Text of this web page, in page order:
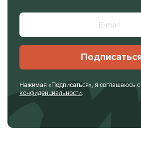
Нажимая «Подписаться», я соглашаюсь с
конфиденциальности.